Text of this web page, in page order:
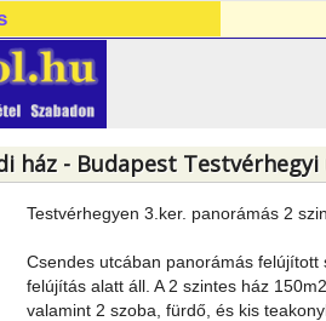
ház - Budapest
Testvérhegyen 3.ker. panorámás 2
Csendes utcában panorámás
felújítás alatt áll. A 2 szintes ház
valamint 2 szoba, fürdő, és kis